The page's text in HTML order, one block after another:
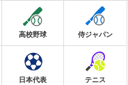
高校野球 侍ジャパン
日本代表 テニス